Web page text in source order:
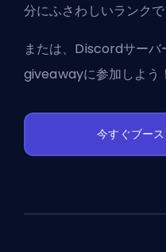
分にふさわしいランク
または、 Discordサーバ
giveawayに参加しよう！
今すぐブー